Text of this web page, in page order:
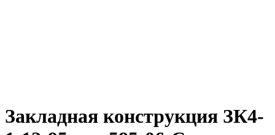
Закладная конструкция ЗК4-